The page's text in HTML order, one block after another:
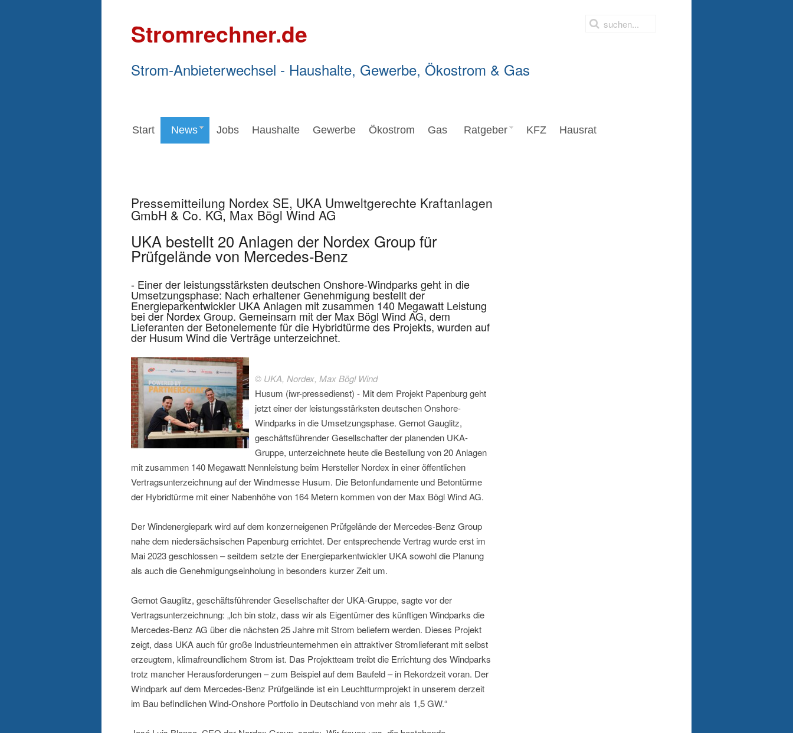
Stromrechner.de
Strom-Anbieterwechsel - Haushalte, Gewerbe, Ökostrom & Gas
Start News Jobs Haushalte Gewerbe Ökostrom Gas Ratgeber KFZ Hausrat
Pressemitteilung Nordex SE, UKA Umweltgerechte Kraftanlagen
GmbH & Co. KG, Max Bögl Wind AG
UKA bestellt 20 Anlagen der Nordex Group für
Prüfgelände von Mercedes-Benz
- Einer der leistungsstärksten deutschen Onshore-Windparks geht in die
Umsetzungsphase: Nach erhaltener Genehmigung bestellt der
Energieparkentwickler UKA Anlagen mit zusammen 140 Megawatt Leistung
bei der Nordex Group. Gemeinsam mit der Max Bögl Wind AG, dem
Lieferanten der Betonelemente für die Hybridtürme des Projekts, wurden auf
der Husum Wind die Verträge unterzeichnet.
© UKA, Nordex, Max Bögl Wind
Husum (iwr-pressedienst) - Mit dem Projekt Papenburg geht
jetzt einer der leistungsstärksten deutschen Onshore-
Windparks in die Umsetzungsphase. Gernot Gauglitz,
geschäftsführender Gesellschafter der planenden UKA-
Gruppe, unterzeichnete heute die Bestellung von 20 Anlagen
mit zusammen 140 Megawatt Nennleistung beim Hersteller Nordex in einer öffentlichen
Vertragsunterzeichnung auf der Windmesse Husum. Die Betonfundamente und Betontürme
der Hybridtürme mit einer Nabenhöhe von 164 Metern kommen von der Max Bögl Wind AG.
Der Windenergiepark wird auf dem konzerneigenen Prüfgelände der Mercedes-Benz Group
nahe dem niedersächsischen Papenburg errichtet. Der entsprechende Vertrag wurde erst im
Mai 2023 geschlossen – seitdem setzte der Energieparkentwickler UKA sowohl die Planung
als auch die Genehmigungseinholung in besonders kurzer Zeit um.
Gernot Gauglitz, geschäftsführender Gesellschafter der UKA-Gruppe, sagte vor der
Vertragsunterzeichnung: „Ich bin stolz, dass wir als Eigentümer des künftigen Windparks die
Mercedes-Benz AG über die nächsten 25 Jahre mit Strom beliefern werden. Dieses Projekt
zeigt, dass UKA auch für große Industrieunternehmen ein attraktiver Stromlieferant mit selbst
erzeugtem, klimafreundlichem Strom ist. Das Projektteam treibt die Errichtung des Windparks
trotz mancher Herausforderungen – zum Beispiel auf dem Baufeld – in Rekordzeit voran. Der
Windpark auf dem Mercedes-Benz Prüfgelände ist ein Leuchtturmprojekt in unserem derzeit
im Bau befindlichen Wind-Onshore Portfolio in Deutschland von mehr als 1,5 GW.“